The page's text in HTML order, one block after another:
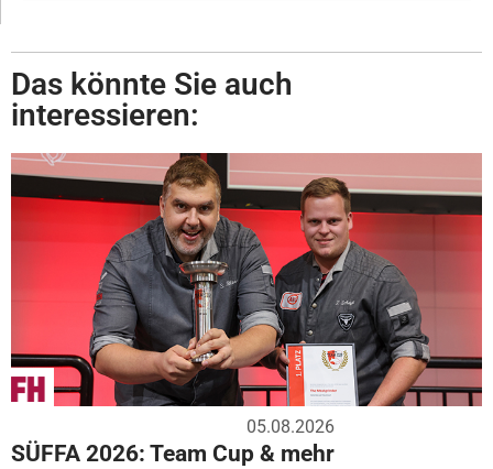
Das könnte Sie auch
interessieren:
05.08.2026
SÜFFA 2026: Team Cup & mehr